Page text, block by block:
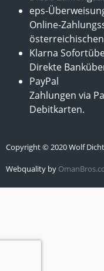
eps-
Online-
Klarna
Direkte
PayPal
Zahlungen via
Debitkarten.
Copyright © 2020 Wolf
Webquality by